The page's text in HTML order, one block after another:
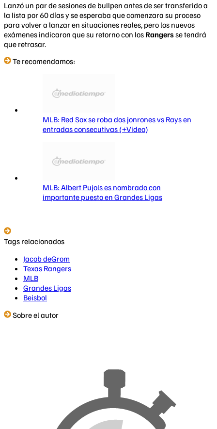
Lanzó un par de sesiones de bullpen antes de ser transferido a
la lista por 60 días y se esperaba que comenzara su proceso
para volver a lanzar en situaciones reales, pero los nuevos
exámenes indicaron que su retorno con los Rangersse tendrá
que retrasar.
Te recomendamos:
MLB: Red Sox se roba dos jonrones vs Rays en
entradas consecutivas (+Video)
MLB: Albert Pujols es nombrado con
importante puesto en Grandes Ligas
Tags relacionados
Jacob deGrom
Texas Rangers
MLB
Grandes Ligas
Beisbol
Sobre el autor